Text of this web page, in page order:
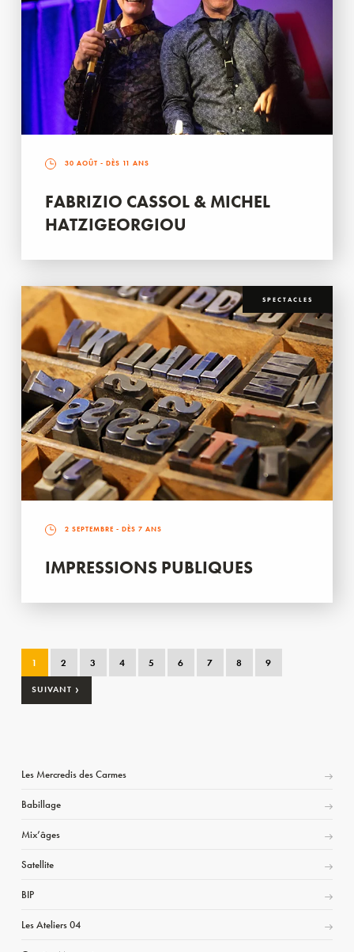
30 AOÛT - DÈS 11 ANS
FABRIZIO CASSOL & MICHEL
HATZIGEORGIOU
SPECTACLES
2 SEPTEMBRE - DÈS 7 ANS
IMPRESSIONS PUBLIQUES
1 2 3 4 5 6 7 8 9
SUIVANT ›
Les Mercredis des Carmes
Babillage
Mix’âges
Satellite
BIP
Les Ateliers 04